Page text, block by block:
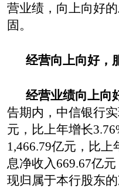
营业绩，向上向好
固。
经营向上向好，
经营业绩向上向
告期内， 中信银行
元，比上年增长3
1,466.79亿元，比上
息净收入669.67亿元
现归属于本行股东